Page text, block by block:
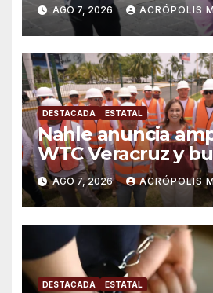
AGO 7, 2026 ACRÓPOLIS
DESTACADA ESTATAL
Nahle anuncia
WTC Veracruz y
solución para
AGO 7, 2026 ACRÓPOLIS
DESTACADA ESTATAL